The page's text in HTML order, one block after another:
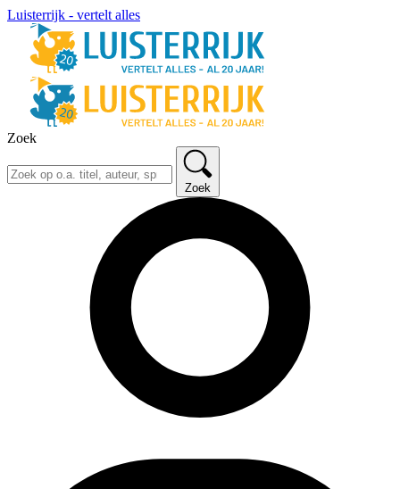
Luisterrijk - vertelt alles
Zoek
Zoek